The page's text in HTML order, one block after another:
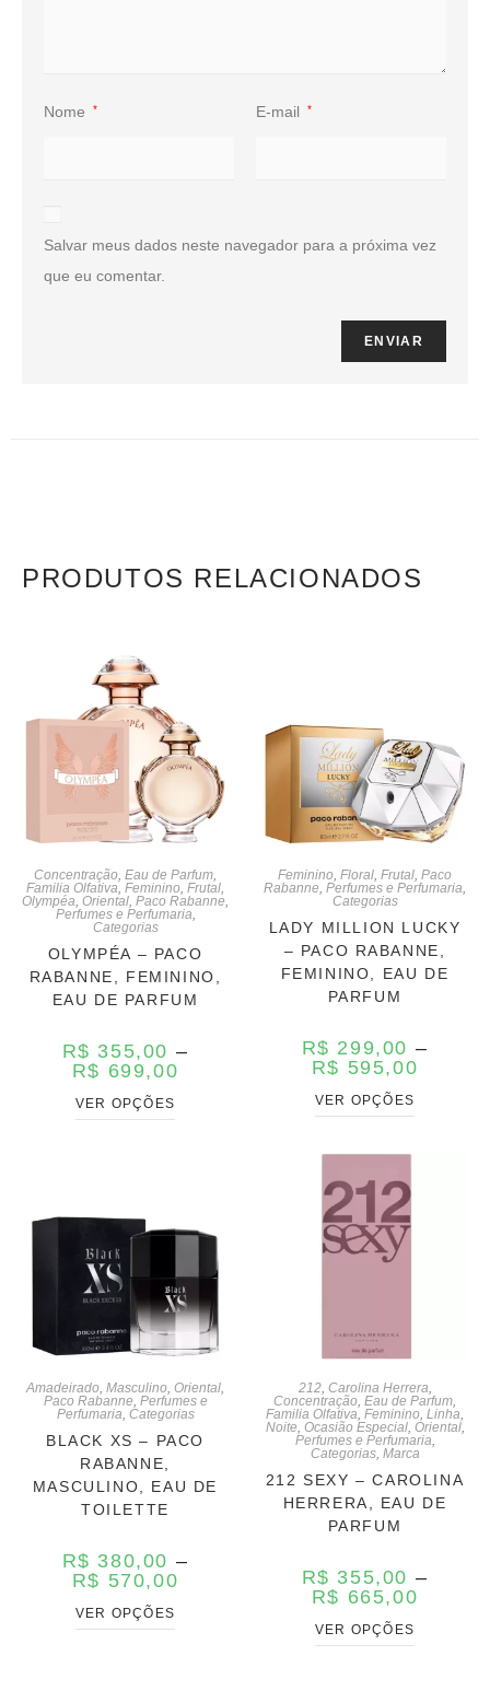
Nome * E-mail *
Salvar meus dados neste navegador para a próxima vez
que eu comentar.
PRODUTOS RELACIONADOS
Concentração Eau de Parfum
Familia Olfativa Feminino Frutal
Olympéa Oriental Paco Rabanne
Perfumes e Perfumaria
Categorias
OLYMPÉA – PACO
RABANNE, FEMININO,
EAU DE PARFUM
R$ 355,00 –
R$ 699,00
VER OPÇÕES
Feminino Floral Frutal Paco
Rabanne Perfumes e Perfumaria
Categorias
LADY MILLION LUCKY
– PACO RABANNE,
FEMININO, EAU DE
PARFUM
R$ 299,00 –
R$ 595,00
VER OPÇÕES
Amadeirado Masculino Oriental
Paco Rabanne Perfumes e
Perfumaria Categorias
BLACK XS – PACO
RABANNE,
MASCULINO, EAU DE
TOILETTE
R$ 380,00 –
R$ 570,00
VER OPÇÕES
212, Carolina Herrera
Concentração Eau de Parfum
Familia Olfativa Feminino Linha
Noite Ocasião Especial, Oriental,
Perfumes e Perfumaria
Categorias, Marca
212 SEXY – CAROLINA
HERRERA, EAU DE
PARFUM
R$ 355,00 –
R$ 665,00
VER OPÇÕES